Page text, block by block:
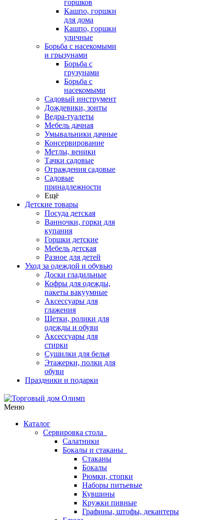
горшков
Кашпо, горшки
для дома
Кашпо, горшки
уличные
Борьба с насекомыми
и грызунами
Борьба с
грузунами
Борьба с
насекомыми
Садовый инструмент
Дождевики, зонты
Ведра-туалеты
Мебель дачная
Умывальники дачные
Консервирование
Метлы, веники
Тачки садовые
Ограждения садовые
Садовые
принадлежности
Ещё
Детские товары
Посуда детская
Ванночки, горки для
купания
Горшки детские
Мебель детская
Разное для детей
Уход за одеждой и обувью
Доски гладильные
Кофры для одежды,
пакеты вакуумные
Аксессуары для
глажения
Щетки, ролики для
одежды и обуви
Аксессуары для
стирки
Сушилки для белья
Этажерки, полки для
обуви
Праздники и подарки
Меню
Каталог
Сервировка стола
Салатники
Бокалы и стаканы
Стаканы
Бокалы
Рюмки, стопки
Наборы питьевые
Кувшины
Кружки пивные
Графины, штофы, декантеры